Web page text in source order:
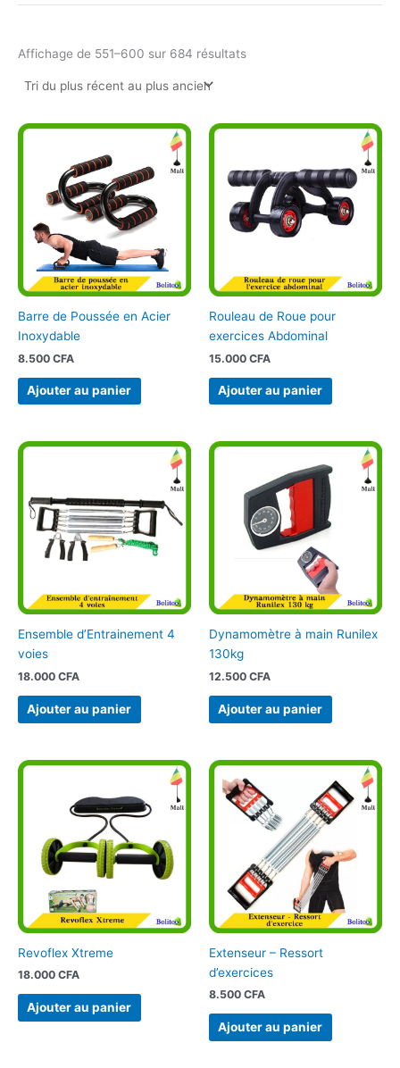
Affichage de 551–600 sur 684 résultats
Barre de Poussée en Acier
Inoxydable
8.500 CFA
Ajouter au panier
Rouleau de Roue pour
exercices Abdominal
15.000 CFA
Ajouter au panier
Ensemble d’Entrainement 4
voies
18.000 CFA
Ajouter au panier
Dynamomètre à main Runilex
130kg
12.500 CFA
Ajouter au panier
Revoflex Xtreme
18.000 CFA
Ajouter au panier
Extenseur – Ressort
d’exercices
8.500 CFA
Ajouter au panier